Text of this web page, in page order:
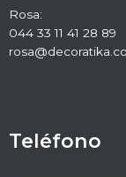
Rosa:
044 33 11 41 28 89
Teléfono